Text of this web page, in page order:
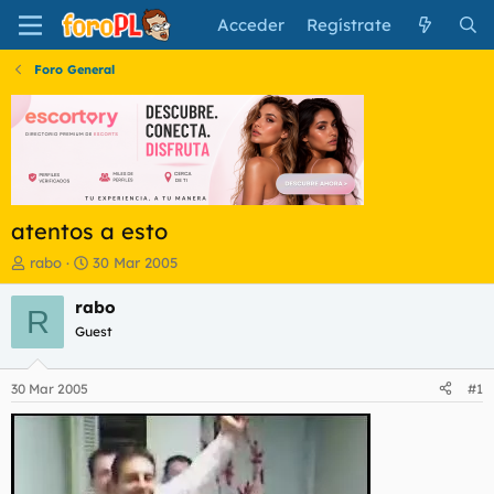
Acceder Regístrate
Foro General
atentos a esto
I
n
i
c
a
d
o
r
rabo
F
e
c
a
i
n
i
c
i
30 Mar 2005
R rabo
Guest
30 Mar 2005 #1